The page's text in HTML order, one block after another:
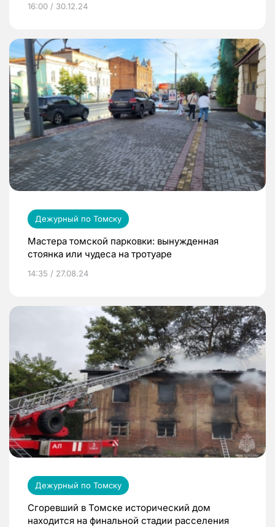
16:00 / 30.12.24
Дежурный по Томску
Мастера томской парковки: вынужденная
стоянка или чудеса на тротуаре
14:35 / 27.08.24
Дежурный по Томску
Сгоревший в Томске исторический дом
находится на финальной стадии расселения